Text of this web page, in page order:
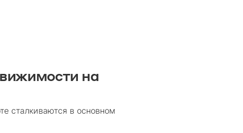
на
сталкиваются в основном